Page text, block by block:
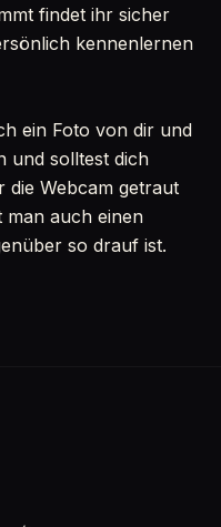
findet ihr sicher
kennenlernen
ein Foto von dir und
und solltest dich
Webcam getraut
auch einen
so drauf ist.